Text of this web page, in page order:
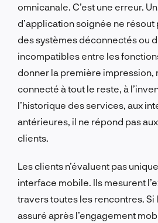
omnicanale. C’est une erreur.
d’application soignée ne
des systèmes déconnectés ou
incompatibles entre les
donner la première impression,
connecté à tout le reste, à
l’historique des services, aux
antérieures, il ne répond pas
clients.
Les clients n’évaluent pas
interface mobile. Ils mesurent
travers toutes les rencontres. Si
assuré après l’engagement